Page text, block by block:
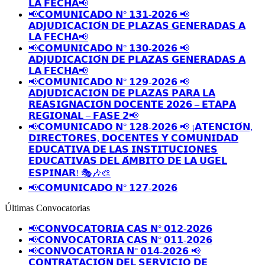
𝗟𝗔 𝗙𝗘𝗖𝗛𝗔📢
📢𝗖𝗢𝗠𝗨𝗡𝗜𝗖𝗔𝗗𝗢 𝗡° 𝟭𝟯𝟭-𝟮𝟬𝟮𝟲 📢
𝗔𝗗𝗝𝗨𝗗𝗜𝗖𝗔𝗖𝗜𝗢́𝗡 𝗗𝗘 𝗣𝗟𝗔𝗭𝗔𝗦 𝗚𝗘𝗡𝗘𝗥𝗔𝗗𝗔𝗦 𝗔
𝗟𝗔 𝗙𝗘𝗖𝗛𝗔📢
📢𝗖𝗢𝗠𝗨𝗡𝗜𝗖𝗔𝗗𝗢 𝗡° 𝟭𝟯𝟬-𝟮𝟬𝟮𝟲 📢
𝗔𝗗𝗝𝗨𝗗𝗜𝗖𝗔𝗖𝗜𝗢́𝗡 𝗗𝗘 𝗣𝗟𝗔𝗭𝗔𝗦 𝗚𝗘𝗡𝗘𝗥𝗔𝗗𝗔𝗦 𝗔
𝗟𝗔 𝗙𝗘𝗖𝗛𝗔📢
📢𝗖𝗢𝗠𝗨𝗡𝗜𝗖𝗔𝗗𝗢 𝗡° 𝟭𝟮𝟵-𝟮𝟬𝟮𝟲 📢
𝗔𝗗𝗝𝗨𝗗𝗜𝗖𝗔𝗖𝗜𝗢́𝗡 𝗗𝗘 𝗣𝗟𝗔𝗭𝗔𝗦 𝗣𝗔𝗥𝗔 𝗟𝗔
𝗥𝗘𝗔𝗦𝗜𝗚𝗡𝗔𝗖𝗜𝗢́𝗡 𝗗𝗢𝗖𝗘𝗡𝗧𝗘 𝟮𝟬𝟮𝟲 – 𝗘𝗧𝗔𝗣𝗔
𝗥𝗘𝗚𝗜𝗢𝗡𝗔𝗟 – 𝗙𝗔𝗦𝗘 𝟮📢
📢𝗖𝗢𝗠𝗨𝗡𝗜𝗖𝗔𝗗𝗢 𝗡° 𝟭𝟮𝟴-𝟮𝟬𝟮𝟲 📢 ¡𝗔𝗧𝗘𝗡𝗖𝗜𝗢́𝗡,
𝗗𝗜𝗥𝗘𝗖𝗧𝗢𝗥𝗘𝗦, 𝗗𝗢𝗖𝗘𝗡𝗧𝗘𝗦 𝗬 𝗖𝗢𝗠𝗨𝗡𝗜𝗗𝗔𝗗
𝗘𝗗𝗨𝗖𝗔𝗧𝗜𝗩𝗔 𝗗𝗘 𝗟𝗔𝗦 𝗜𝗡𝗦𝗧𝗜𝗧𝗨𝗖𝗜𝗢𝗡𝗘𝗦
𝗘𝗗𝗨𝗖𝗔𝗧𝗜𝗩𝗔𝗦 𝗗𝗘𝗟 𝗔́𝗠𝗕𝗜𝗧𝗢 𝗗𝗘 𝗟𝗔 𝗨𝗚𝗘𝗟
𝗘𝗦𝗣𝗜𝗡𝗔𝗥! 🎭🎶🎨
📢𝗖𝗢𝗠𝗨𝗡𝗜𝗖𝗔𝗗𝗢 𝗡° 𝟭𝟮𝟳-𝟮𝟬𝟮𝟲
Últimas Convocatorias
📢𝗖𝗢𝗡𝗩𝗢𝗖𝗔𝗧𝗢𝗥𝗜𝗔 𝗖𝗔𝗦 𝗡° 𝟬𝟭𝟮-𝟮𝟬𝟮𝟲
📢𝗖𝗢𝗡𝗩𝗢𝗖𝗔𝗧𝗢𝗥𝗜𝗔 𝗖𝗔𝗦 𝗡° 𝟬𝟭𝟭-𝟮𝟬𝟮𝟲
📢𝗖𝗢𝗡𝗩𝗢𝗖𝗔𝗧𝗢𝗥𝗜𝗔 𝗡° 𝟬𝟭𝟰-𝟮𝟬𝟮𝟲 📢
𝗖𝗢𝗡𝗧𝗥𝗔𝗧𝗔𝗖𝗜𝗢́𝗡 𝗗𝗘𝗟 𝗦𝗘𝗥𝗩𝗜𝗖𝗜𝗢 𝗗𝗘